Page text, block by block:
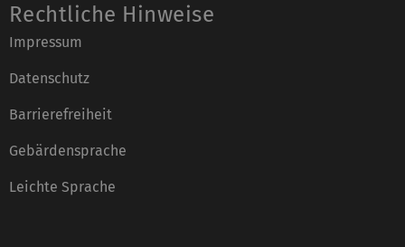
Rechtliche Hinweise
Impressum
Datenschutz
Barrierefreiheit
Gebärdensprache
Leichte Sprache